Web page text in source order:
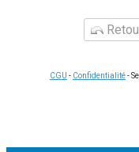
CGU - Confidentialité-